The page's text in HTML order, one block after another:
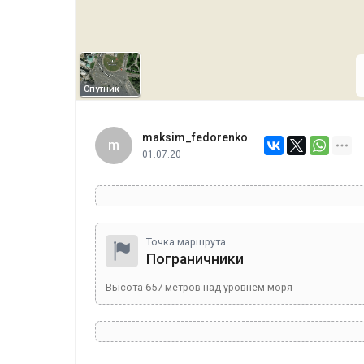
Спутник
m
maksim_fedorenko
01.07.20
Точка маршрута
Пограничники
Высота 657 метров над уровнем моря